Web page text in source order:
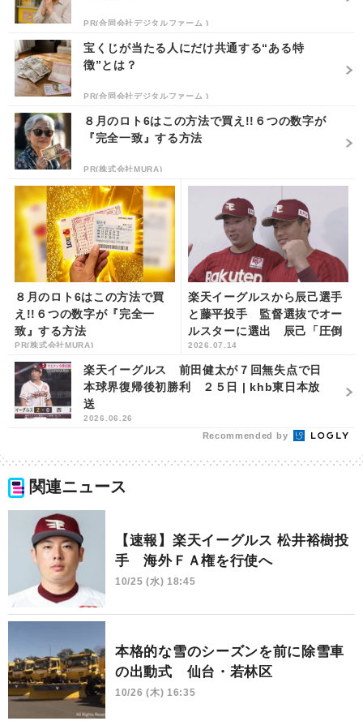
PR(合同会社デジタルファーム )
宝くじが当たる人にだけ共通する“ある特
徴”とは？
PR(合同会社デジタルファーム )
８月のロト6はこの方法で買え!!６つの数字が
『完全一致』する方法
PR(株式会社MURA)
８月のロト6はこの方法で買
え!!６つの数字が『完全一
致』する方法
PR(株式会社MURA)
楽天イーグルスから辰己選手
と藤平投手 監督選抜でオー
ルスターに選出 辰己「圧倒
できるように頑張りたい」藤
平「１回は選ばれ...
2026.07.14
楽天イーグルス 前田健太が７回無失点で日
本球界復帰後初勝利 ２５日 | khb東日本放
送
2026.06.26
Recommended by
関連ニュース
【速報】楽天イーグルス 松井裕樹投
手 海外ＦＡ権を行使へ
10/25 (水) 18:45
本格的な雪のシーズンを前に除雪車
の出動式 仙台・若林区
10/26 (木) 16:35